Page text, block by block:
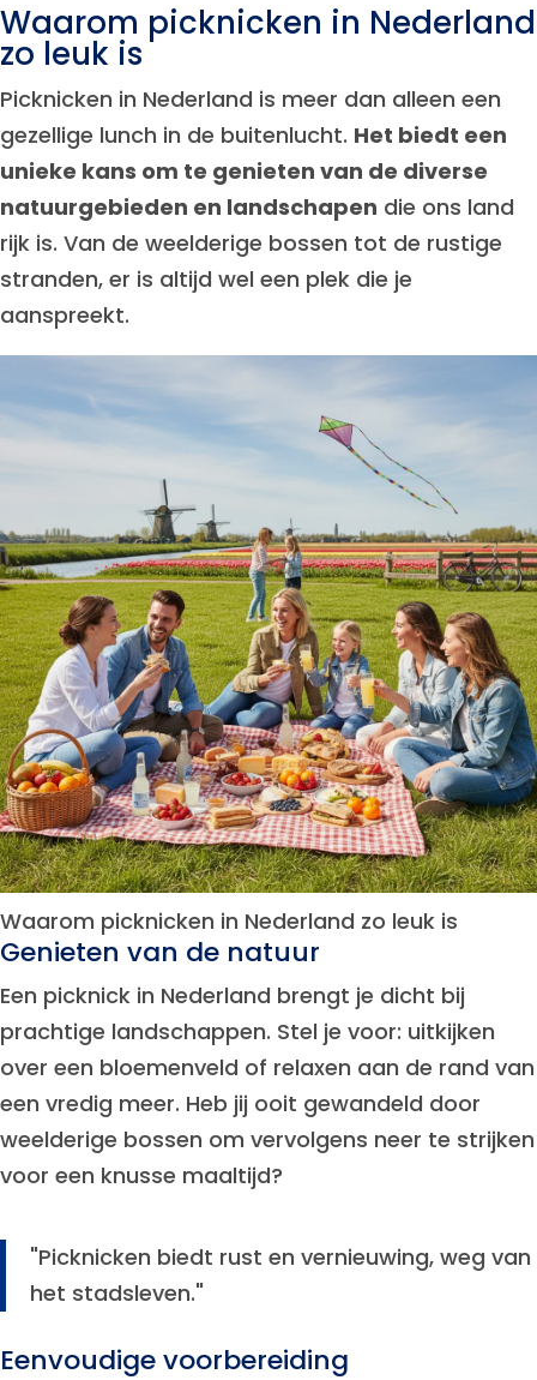
Waarom picknicken in Nederland
zo leuk is
Picknicken in Nederland is meer dan alleen een
gezellige lunch in de buitenlucht. Het biedt een
unieke kans om te genieten van de diverse
natuurgebieden en landschapen die ons land
rijk is. Van de weelderige bossen tot de rustige
stranden, er is altijd wel een plek die je
aanspreekt.
Waarom picknicken in Nederland zo leuk is
Genieten van de natuur
Een picknick in Nederland brengt je dicht bij
prachtige landschappen. Stel je voor: uitkijken
over een bloemenveld of relaxen aan de rand van
een vredig meer. Heb jij ooit gewandeld door
weelderige bossen om vervolgens neer te strijken
voor een knusse maaltijd?
"Picknicken biedt rust en vernieuwing, weg van
het stadsleven."
Eenvoudige voorbereiding